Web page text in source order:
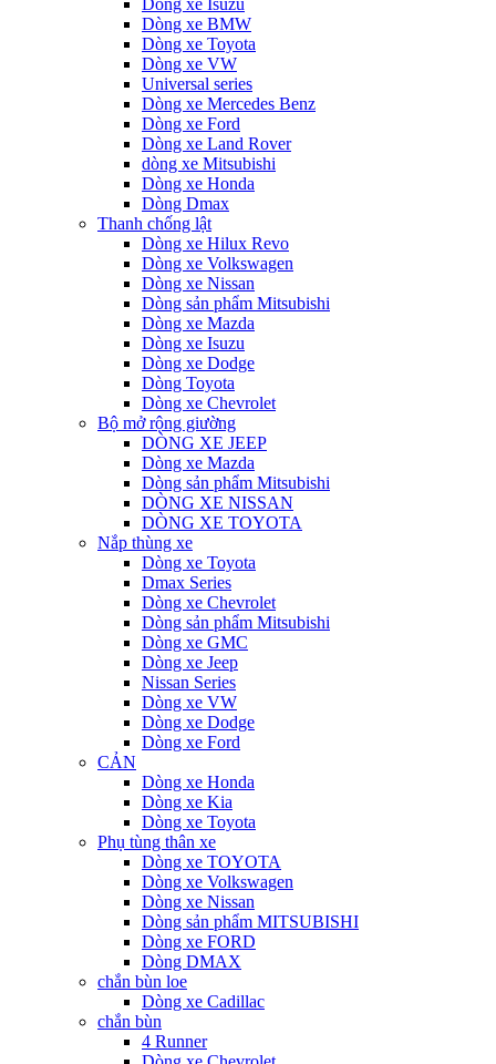
Dòng xe Isuzu
Dòng xe BMW
Dòng xe Toyota
Dòng xe VW
Universal series
Dòng xe Mercedes Benz
Dòng xe Ford
Dòng xe Land Rover
dòng xe Mitsubishi
Dòng xe Honda
Dòng Dmax
Thanh chống lật
Dòng xe Hilux Revo
Dòng xe Volkswagen
Dòng xe Nissan
Dòng sản phẩm Mitsubishi
Dòng xe Mazda
Dòng xe Isuzu
Dòng xe Dodge
Dòng Toyota
Dòng xe Chevrolet
Bộ mở rộng giường
DÒNG XE JEEP
Dòng xe Mazda
Dòng sản phẩm Mitsubishi
DÒNG XE NISSAN
DÒNG XE TOYOTA
Nắp thùng xe
Dòng xe Toyota
Dmax Series
Dòng xe Chevrolet
Dòng sản phẩm Mitsubishi
Dòng xe GMC
Dòng xe Jeep
Nissan Series
Dòng xe VW
Dòng xe Dodge
Dòng xe Ford
CẢN
Dòng xe Honda
Dòng xe Kia
Dòng xe Toyota
Phụ tùng thân xe
Dòng xe TOYOTA
Dòng xe Volkswagen
Dòng xe Nissan
Dòng sản phẩm MITSUBISHI
Dòng xe FORD
Dòng DMAX
chắn bùn loe
Dòng xe Cadillac
chắn bùn
4 Runner